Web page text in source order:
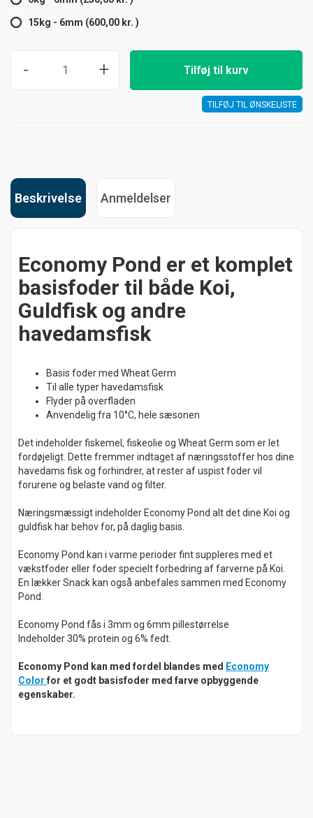
15kg - 6mm (600,00 kr. )
- + Tilføj til kurv
TILFØJ TIL ØNSKELISTE
Beskrivelse Anmeldelser
Economy Pond er et komplet
basisfoder til både Koi,
Guldfisk og andre
havedamsfisk
Basis foder med Wheat Germ
Til alle typer havedamsfisk
Flyder på overfladen
Anvendelig fra 10°C, hele sæsonen
Det indeholder fiskemel, fiskeolie og Wheat Germ som er let
fordøjeligt. Dette fremmer indtaget af næringsstoffer hos dine
havedams fisk og forhindrer, at rester af uspist foder vil
forurene og belaste vand og filter.
Næringsmæssigt indeholder Economy Pond alt det dine Koi og
guldfisk har behov for, på daglig basis.
Economy Pond kan i varme perioder fint suppleres med et
vækstfoder eller foder specielt forbedring af farverne på Koi.
En lækker Snack kan også anbefales sammen med Economy
Pond.
Economy Pond fås i 3mm og 6mm pillestørrelse
Indeholder 30% protein og 6% fedt.
Economy Pond kan med fordel blandes med Economy
Color for et godt basisfoder med farve opbyggende
egenskaber.